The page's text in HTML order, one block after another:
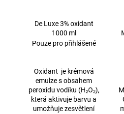
De Luxe 3% oxidant
1000 ml
Pouze pro přihlášené
Oxidant je krémová
emulze s obsahem
peroxidu vodíku (H₂O₂),
která aktivuje barvu a
umožňuje zesvětlení